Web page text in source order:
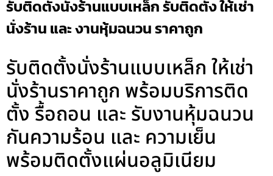
รับติดตั้งนั่งร้านแบบเหล็ก รับติดตั้ง ให้เช่า
นั่งร้าน และ งานหุ้มฉนวน ราคาถูก
รับติดตั้งนั่งร้านแบบเหล็ก ให้เช่า
นั่งร้านราคาถูก พร้อมบริการติด
ตั้ง รื้อถอน และ รับงานหุ้มฉนวน
กันความร้อน และ ความเย็น
พร้อมติดตั้งแผ่นอลูมิเนียม